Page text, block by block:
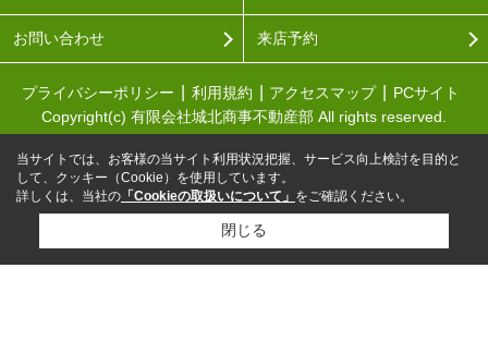
お問い合わせ 来店予約
プライバシーポリシー 利用規約 アクセスマップ
PCサイト
Copyright(c) 有限会社城北商事不動産部 All rights reserved.
当サイトでは、お客様の当サイト利用状況把握、サービス向上検討を目的と
して、クッキー（Cookie）を使用しています。
詳しくは、当社の 「Cookieの取扱いについて」 をご確認ください。
閉じる